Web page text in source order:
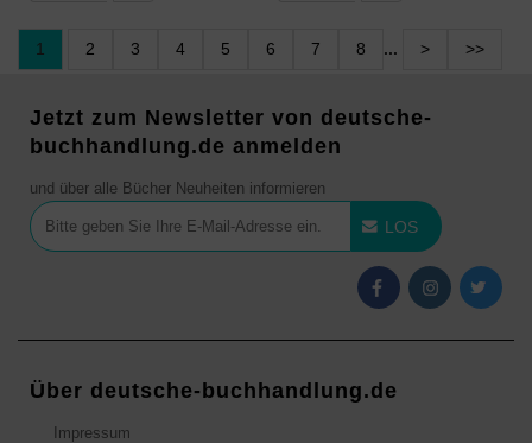
1 2 3 4 5 6 7 8 ... > >>
Jetzt zum Newsletter von deutsche-
buchhandlung.de anmelden
und über alle Bücher Neuheiten informieren
LOS
Über deutsche-buchhandlung.de
Impressum